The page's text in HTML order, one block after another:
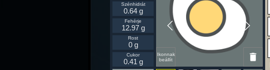
Ikonnak
beállít
Szénhidrát
0.64 g
Fehérje
12.97 g
Rost
0 g
Cukor
0.41 g